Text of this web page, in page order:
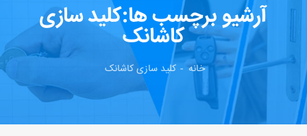
آرشیو برچسب ها:کلید سازی
کاشانک
خانه کلید سازی کاشانک